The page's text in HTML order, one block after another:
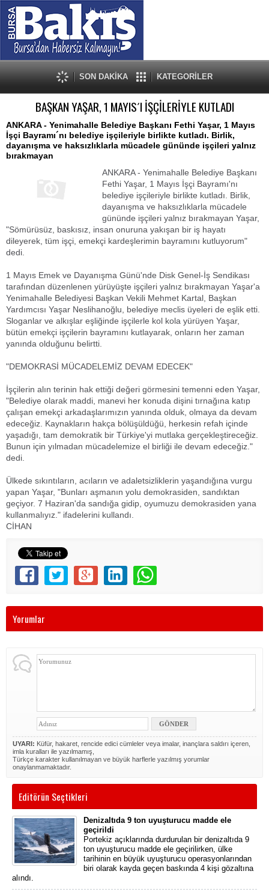
SON DAKİKA KATEGORİLER
BAŞKAN YAŞAR, 1 MAYIS´I İŞÇİLERİYLE KUTLADI
ANKARA - Yenimahalle Belediye Başkanı Fethi Yaşar, 1 Mayıs
İşçi Bayramı´nı belediye işçileriyle birlikte kutladı. Birlik,
dayanışma ve haksızlıklarla mücadele gününde işçileri yalnız
bırakmayan
ANKARA - Yenimahalle Belediye Başkanı
Fethi Yaşar, 1 Mayıs İşçi Bayramı'nı
belediye işçileriyle birlikte kutladı. Birlik,
dayanışma ve haksızlıklarla mücadele
gününde işçileri yalnız bırakmayan Yaşar,
"Sömürüsüz, baskısız, insan onuruna yakışan bir iş hayatı
dileyerek, tüm işçi, emekçi kardeşlerimin bayramını kutluyorum"
dedi.
1 Mayıs Emek ve Dayanışma Günü'nde Disk Genel-İş Sendikası
tarafından düzenlenen yürüyüşte işçileri yalnız bırakmayan Yaşar'a
Yenimahalle Belediyesi Başkan Vekili Mehmet Kartal, Başkan
Yardımcısı Yaşar Neslihanoğlu, belediye meclis üyeleri de eşlik etti.
Sloganlar ve alkışlar eşliğinde işçilerle kol kola yürüyen Yaşar,
bütün emekçi işçilerin bayramını kutlayarak, onların her zaman
yanında olduğunu belirtti.
"DEMOKRASİ MÜCADELEMİZ DEVAM EDECEK"
İşçilerin alın terinin hak ettiği değeri görmesini temenni eden Yaşar,
"Belediye olarak maddi, manevi her konuda dişini tırnağına katıp
çalışan emekçi arkadaşlarımızın yanında olduk, olmaya da devam
edeceğiz. Kaynakların hakça bölüşüldüğü, herkesin refah içinde
yaşadığı, tam demokratik bir Türkiye'yi mutlaka gerçekleştireceğiz.
Bunun için yılmadan mücadelemize el birliği ile devam edeceğiz."
dedi.
Ülkede sıkıntıların, acıların ve adaletsizliklerin yaşandığına vurgu
yapan Yaşar, "Bunları aşmanın yolu demokrasiden, sandıktan
geçiyor. 7 Haziran'da sandığa gidip, oyumuzu demokrasiden yana
kullanmalıyız." ifadelerini kullandı.
CİHAN
Yorumlar
UYARI: Küfür, hakaret, rencide edici cümleler veya imalar, inançlara saldırı içeren,
imla kuralları ile yazılmamış,
Türkçe karakter kullanılmayan ve büyük harflerle yazılmış yorumlar
onaylanmamaktadır.
Editörün Seçtikleri
Denizaltıda 9 ton uyuşturucu madde ele
geçirildi
Portekiz açıklarında durdurulan bir denizaltıda 9
ton uyuşturucu madde ele geçirilirken, ülke
tarihinin en büyük uyuşturucu operasyonlarından
biri olarak kayda geçen baskında 4 kişi gözaltına
alındı.